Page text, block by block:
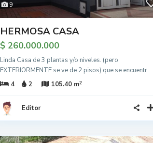
9
HERMOSA CASA
$ 260.000.000
Linda Casa de 3 plantas y/o niveles. (pero
EXTERIORMENTE se ve de 2 pisos) que se encuentr...
4
2 105.40 m2
Editor